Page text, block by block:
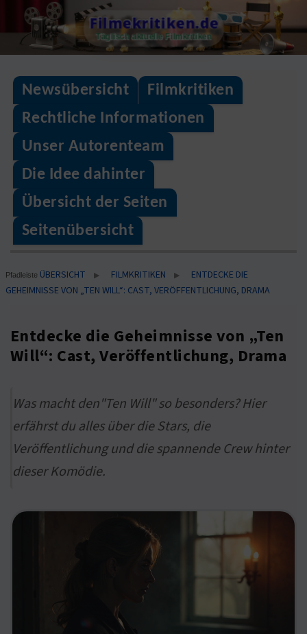
to
content
Filmekritiken.de
Täglisch aktuelle Filmkritiken
Newsübersicht
Filmkritiken
Rechtliche Informationen
Unser Autorenteam
Die Idee dahinter
Übersicht der Seiten
Seitenübersicht
Pfadleiste ÜBERSICHT ▶ FILMKRITIKEN ▶
ENTDECKE DIE
GEHEIMNISSE VON „TEN WILL“: CAST, VERÖFFENTLICHUNG, DRAMA
Entdecke die Geheimnisse von „Ten
Will“: Cast, Veröffentlichung, Drama
Was macht den"Ten Will" so besonders? Hier
erfährst du alles über die Stars, die
Veröffentlichung und die spannende Crew hinter
dieser Komödie.